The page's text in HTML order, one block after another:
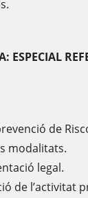
ESPECIAL
de
modalitats.
legal.
de l’activitat